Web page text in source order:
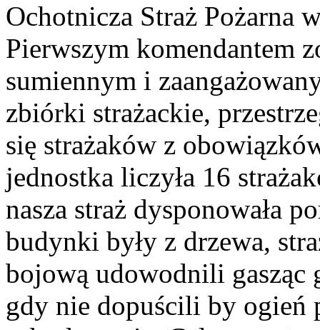
Ochotnicza Straż Pożarna
Pierwszym komendantem
sumiennym i
zbiórki strażackie,
się strażaków z
jednostka liczyła 16
nasza straż dysponowała
budynki były z drzewa,
bojową udowodnili gasząc
gdy nie dopuścili by ogień